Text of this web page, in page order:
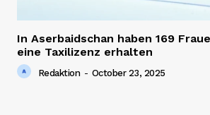
In Aserbaidschan haben 169
eine Taxilizenz erhalten
Redaktion - October 23, 2025